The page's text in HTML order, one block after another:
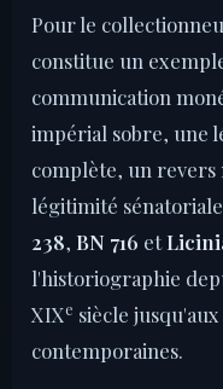
Pour le
constitue un
communication
impérial sobre, une
complète, un
légitimité
238, BN 716 et
l'historiographie
XIXe siècle
contemporaines.